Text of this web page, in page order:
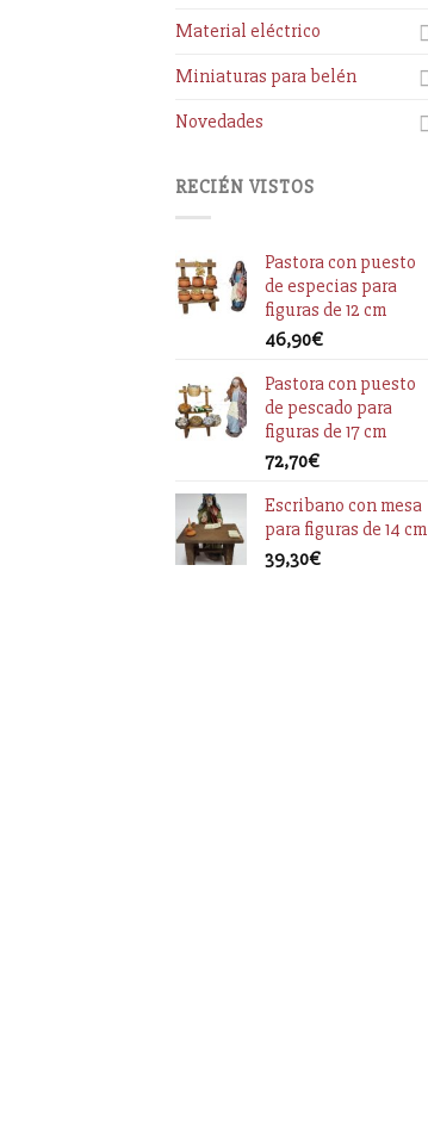
Material eléctrico
Miniaturas para belén
Novedades
RECIÉN VISTOS
Pastora con puesto
de especias para
figuras de 12 cm
46,90€
Pastora con puesto
de pescado para
figuras de 17 cm
72,70€
Escribano con mesa
para figuras de 14 cm
39,30€